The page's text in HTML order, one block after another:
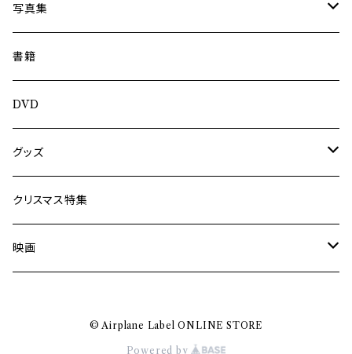
内海利勝
南博
ASA-CHANG
Jun Kawabata
Mooney
ミャンマー伝統音楽
写真集
Jun Kawabata
旅の記憶
書籍
DVD
グッズ
Tシャツ
クリスマス特集
映画
© Airplane Label ONLINE STORE
Powered by